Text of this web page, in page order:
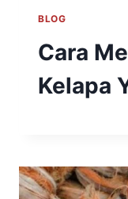
BLOG
Cara
Kelapa